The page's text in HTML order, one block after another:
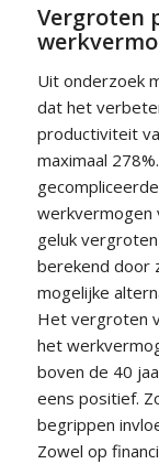
Vergroten
Uit onderzoek
dat het
productiviteit
maximaal
werkvermogen
geluk
berekend door
mogelijke
Het vergroten
het
boven de 40
eens positief.
begrippen
Zowel op